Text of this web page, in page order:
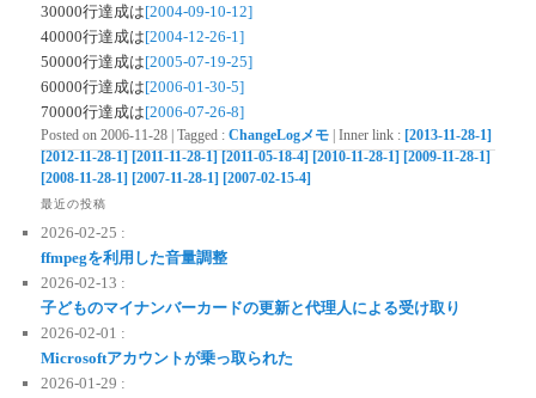
30000行達成は[2004-09-10-12]
40000行達成は[2004-12-26-1]
50000行達成は[2005-07-19-25]
60000行達成は[2006-01-30-5]
70000行達成は[2006-07-26-8]
Posted on2006-11-28 |Tagged :ChangeLogメモ |Inner link : [2013-11-28-1]
[2012-11-28-1] [2011-11-28-1] [2011-05-18-4] [2010-11-28-1] [2009-11-28-1]
[2008-11-28-1] [2007-11-28-1] [2007-02-15-4]
最近の投稿
2026-02-25 :
ffmpegを利用した音量調整
2026-02-13 :
子どものマイナンバーカードの更新と代理人による受け取り
2026-02-01 :
Microsoftアカウントが乗っ取られた
2026-01-29 :